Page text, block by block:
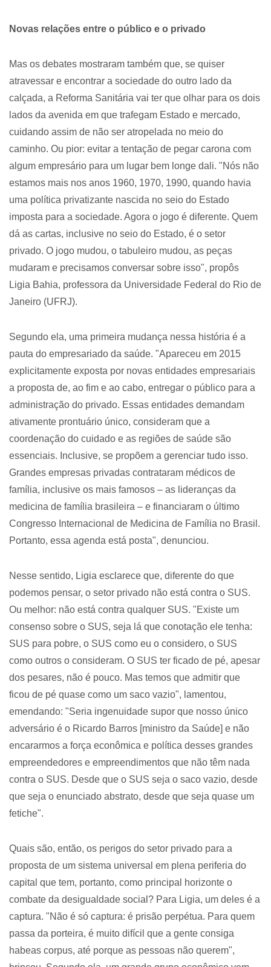
Novas relações entre o público e o privado
Mas os debates mostraram também que, se quiser
atravessar e encontrar a sociedade do outro lado da
calçada, a Reforma Sanitária vai ter que olhar para os dois
lados da avenida em que trafegam Estado e mercado,
cuidando assim de não ser atropelada no meio do
caminho. Ou pior: evitar a tentação de pegar carona com
algum empresário para um lugar bem longe dali. "Nós não
estamos mais nos anos 1960, 1970, 1990, quando havia
uma política privatizante nascida no seio do Estado
imposta para a sociedade. Agora o jogo é diferente. Quem
dá as cartas, inclusive no seio do Estado, é o setor
privado. O jogo mudou, o tabuleiro mudou, as peças
mudaram e precisamos conversar sobre isso", propôs
Ligia Bahia, professora da Universidade Federal do Rio de
Janeiro (UFRJ).
Segundo ela, uma primeira mudança nessa história é a
pauta do empresariado da saúde. "Apareceu em 2015
explicitamente exposta por novas entidades empresariais
a proposta de, ao fim e ao cabo, entregar o público para a
administração do privado. Essas entidades demandam
ativamente prontuário único, consideram que a
coordenação do cuidado e as regiões de saúde são
essenciais. Inclusive, se propõem a gerenciar tudo isso.
Grandes empresas privadas contrataram médicos de
família, inclusive os mais famosos – as lideranças da
medicina de família brasileira – e financiaram o último
Congresso Internacional de Medicina de Família no Brasil.
Portanto, essa agenda está posta", denunciou.
Nesse sentido, Ligia esclarece que, diferente do que
podemos pensar, o setor privado não está contra o SUS.
Ou melhor: não está contra qualquer SUS. "Existe um
consenso sobre o SUS, seja lá que conotação ele tenha:
SUS para pobre, o SUS como eu o considero, o SUS
como outros o consideram. O SUS ter ficado de pé, apesar
dos pesares, não é pouco. Mas temos que admitir que
ficou de pé quase como um saco vazio", lamentou,
emendando: "Seria ingenuidade supor que nosso único
adversário é o Ricardo Barros [ministro da Saúde] e não
encararmos a força econômica e política desses grandes
empreendedores e empreendimentos que não têm nada
contra o SUS. Desde que o SUS seja o saco vazio, desde
que seja o enunciado abstrato, desde que seja quase um
fetiche".
Quais são, então, os perigos do setor privado para a
proposta de um sistema universal em plena periferia do
capital que tem, portanto, como principal horizonte o
combate da desigualdade social? Para Ligia, um deles é a
captura. "Não é só captura: é prisão perpétua. Para quem
passa da porteira, é muito difícil que a gente consiga
habeas corpus, até porque as pessoas não querem",